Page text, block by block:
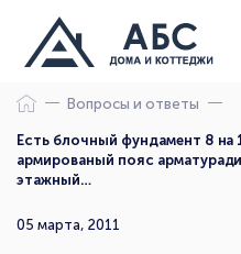
Вопросы и ответы
Есть блочный фундамент 8 на
армированый пояс
этажный…
05 марта, 2011